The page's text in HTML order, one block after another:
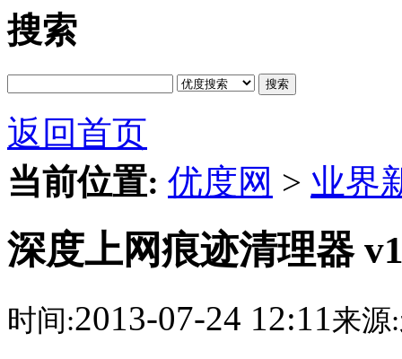
搜索
搜索
返回首页
当前位置: 优度网 > 业界
深度上网痕迹清理器
时间:2013-07-24 12:11来源: